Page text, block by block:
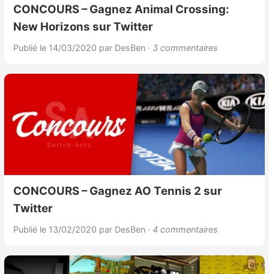
CONCOURS – Gagnez Animal Crossing:
New Horizons sur Twitter
Publié le 14/03/2020 par DesBen · 3 commentaires
CONCOURS – Gagnez AO Tennis 2 sur
Twitter
Publié le 13/02/2020 par DesBen · 4 commentaires